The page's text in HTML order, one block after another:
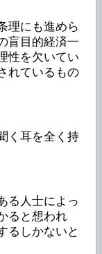
理にも進めら
盲目的経済一
性を欠いてい
れているもの
く耳を全く持
る人士によっ
ると想われ
るしかないと